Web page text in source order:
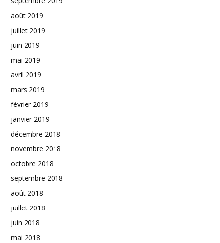
août 2019
juillet 2019
juin 2019
mai 2019
avril 2019
mars 2019
février 2019
janvier 2019
décembre 2018
novembre 2018
octobre 2018
septembre 2018
août 2018
juillet 2018
juin 2018
mai 2018